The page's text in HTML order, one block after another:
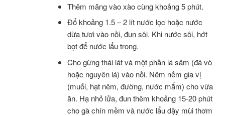
Thêm măng vào xào cùng khoảng 5 phút.
Đổ khoảng 1.5 – 2 lít nước lọc hoặc nước
dừa tươi vào nồi, đun sôi. Khi nước sôi, hớt
bọt để nước lẩu trong.
Cho gừng thái lát và một phần lá sâm (đã vò
hoặc nguyên lá) vào nồi. Nêm nếm gia vị
(muối, hạt nêm, đường, nước mắm) cho vừa
ăn. Hạ nhỏ lửa, đun thêm khoảng 15-20 phút
cho gà chín mềm và nước lẩu dậy mùi thơm